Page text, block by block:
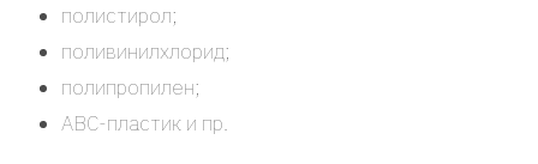
поли­сти­рол;
поли­ви­нил­хло­рид;
поли­про­пи­лен;
АВС-пла­­стик и пр.